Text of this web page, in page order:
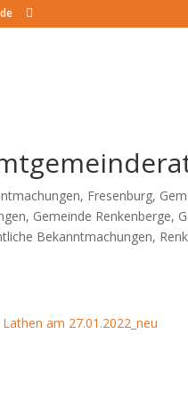
, Fresenburg,
, Gemeinde Renkenberge,
Bekanntmachungen,
am 27.01.2022_neu